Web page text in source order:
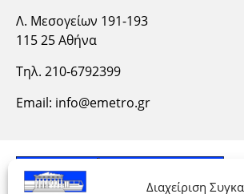
Διαχείριση
Λ. Μεσογείων 191-193
115 25 Αθήνα
Τηλ. 210-6792399
Email: info@emetro.gr